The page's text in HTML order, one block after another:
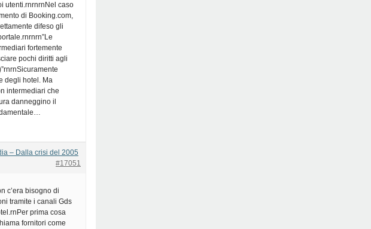
utenti.rnrnrnNel caso
di Booking.com,
difeso gli
fortemente
pochi diritti agli
degli hotel. Ma
intermediari che
danneggino il
– Dalla crisi del 2005
#17051
c’era bisogno di
tramite i canali Gds
prima cosa
fornitori come